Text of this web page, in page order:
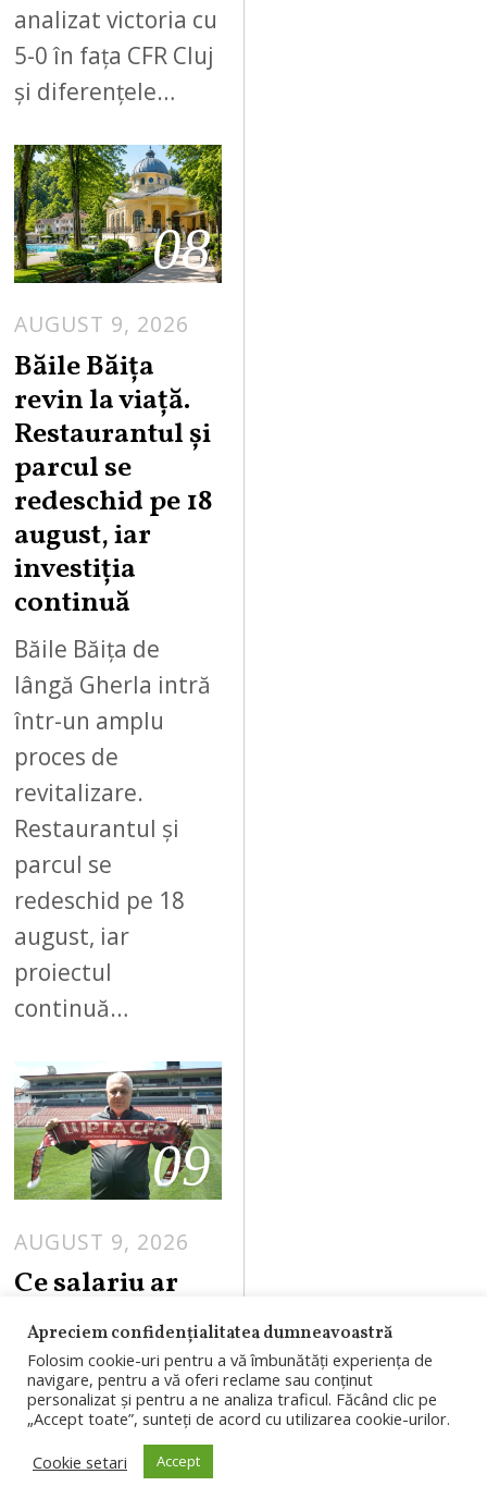
analizat victoria cu
5-0 în fața CFR Cluj
și diferențele…
08
AUGUST 9, 2026
S
9
Băile Băița
revin la viață.
Restaurantul și
parcul se
redeschid pe 18
august, iar
investiția
continuă
Băile Băița de
lângă Gherla intră
într-un amplu
proces de
revitalizare.
Restaurantul și
parcul se
redeschid pe 18
august, iar
proiectul
continuă…
09
AUGUST 9, 2026
Ce salariu ar
urma să aibă
Marius
Șumudică la
CFR Cluj. La
același nivel cu
Bergodi de la
Apreciem confidențialitatea dumneavoastră
Folosim cookie-uri pentru a vă îmbunătăți experiența de
navigare, pentru a vă oferi reclame sau conținut
personalizat și pentru a ne analiza traficul. Făcând clic pe
„Accept toate”, sunteți de acord cu utilizarea cookie-urilor.
Cookie setari
Accept